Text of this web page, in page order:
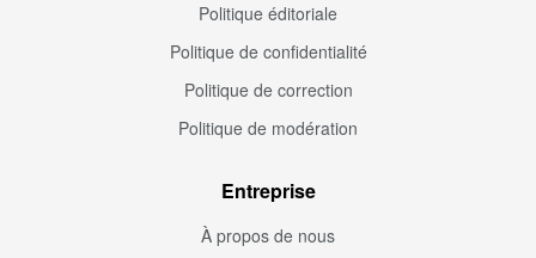
Politique éditoriale
Politique de confidentialité
Politique de correction
Politique de modération
Entreprise
À propos de nous